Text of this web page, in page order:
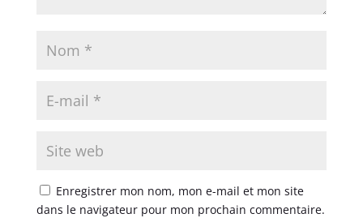
Enregistrer mon nom, mon e-mail et mon site
dans le navigateur pour mon prochain commentaire.